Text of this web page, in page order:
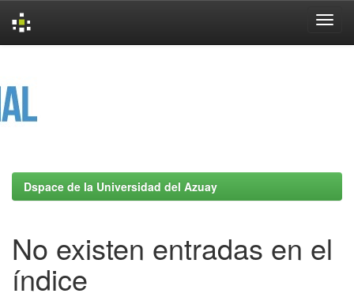
Dspace de la Universidad del Azuay
No existen entradas en el
índice